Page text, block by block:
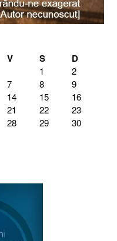
V S D
1
2
7 8
9
14 15
16
21 22
23
28 29
30